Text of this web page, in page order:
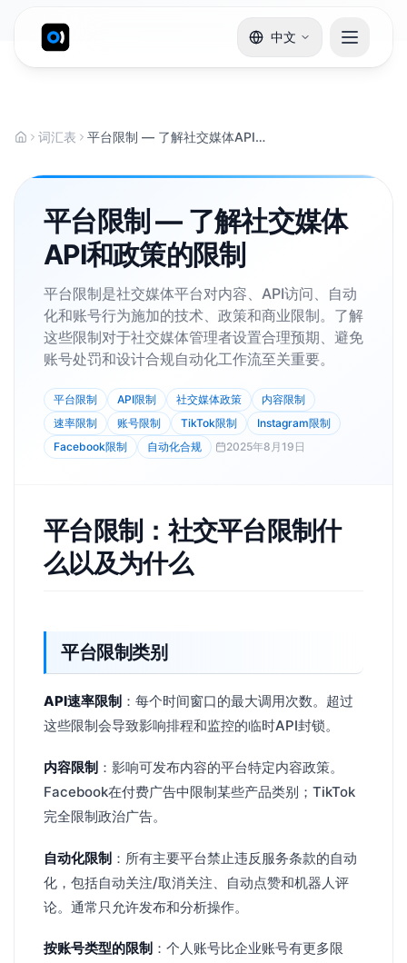
中文
词汇表 平台限制 — 了解社交媒体API和政策的限制
平台限制 — 了解社交媒体
API和政策的限制
平台限制是社交媒体平台对内容、API访问、自动
化和账号行为施加的技术、政策和商业限制。了解
这些限制对于社交媒体管理者设置合理预期、避免
账号处罚和设计合规自动化工作流至关重要。
平台限制 API限制 社交媒体政策
内容限制
速率限制
账号限制 TikTok限制
Instagram限制
Facebook限制
自动化合规 2025年8月19日
平台限制：社交平台限制什
么以及为什么
平台限制类别
API速率限制 ：每个时间窗口的最大调用次数。超过
这些限制会导致影响排程和监控的临时API封锁。
内容限制 ：影响可发布内容的平台特定内容政策。
Facebook在付费广告中限制某些产品类别；TikTok
完全限制政治广告。
自动化限制 ：所有主要平台禁止违反服务条款的自动
化，包括自动关注/取消关注、自动点赞和机器人评
论。通常只允许发布和分析操作。
按账号类型的限制 ：个人账号比企业账号有更多限